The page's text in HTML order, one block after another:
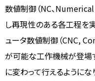
数値制御（NC、
し再現性のある各工程を
ュータ数値制御（CNC,
が可能な工作機械が登場
に変わって行えるように